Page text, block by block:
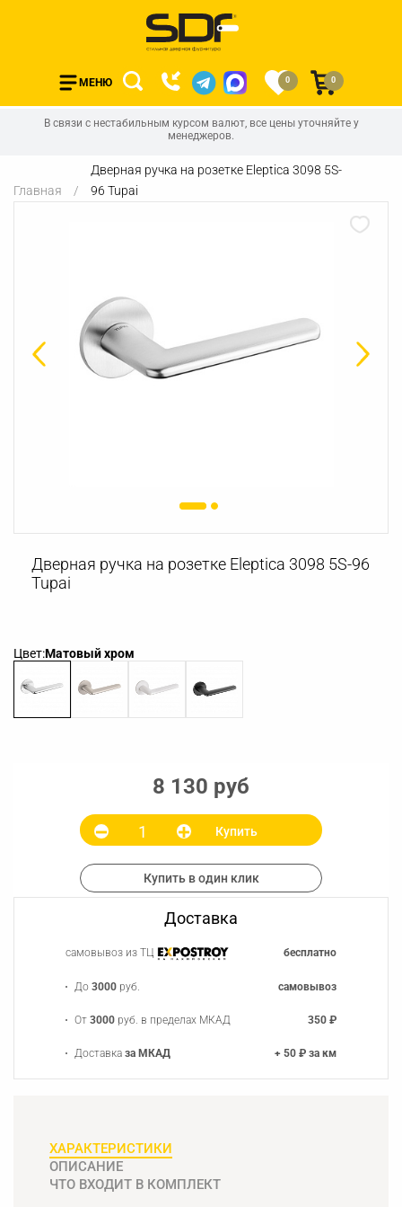
МЕНЮ 0 0
В связи с нестабильным курсом валют, все цены уточняйте у
менеджеров.
Главная
Дверная ручка на розетке Eleptica 3098 5S-
96 Tupai
Дверная ручка на розетке Eleptica 3098 5S-96
Tupai
Цвет:Матовый хром
8 130 руб
Купить
Купить в один клик
Доставка
самовывоз из ТЦ бесплатно
До3000 руб. самовывоз
От3000 руб. в пределах МКАД 350 ₽
Доставказа МКАД + 50 ₽ за км
ХАРАКТЕРИСТИКИ
ОПИСАНИЕ
ЧТО ВХОДИТ В КОМПЛЕКТ